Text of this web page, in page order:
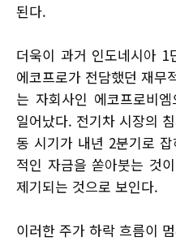
된다.
더욱이 과거 인도네시아
에코프로가 전담했던 재무
는 자회사인 에코프로비
일어났다. 전기차 시장의
동 시기가 내년 2분기로
적인 자금을 쏟아붓는 것
제기되는 것으로 보인다.
이러한 주가 하락 흐름이